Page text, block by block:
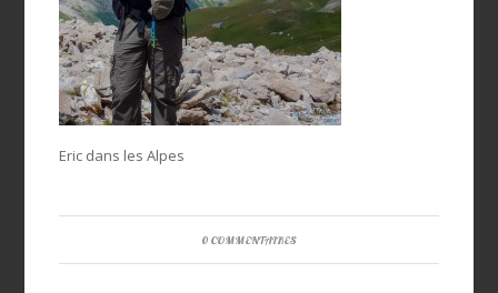
Eric dans les Alpes
0 COMMENTAIRES